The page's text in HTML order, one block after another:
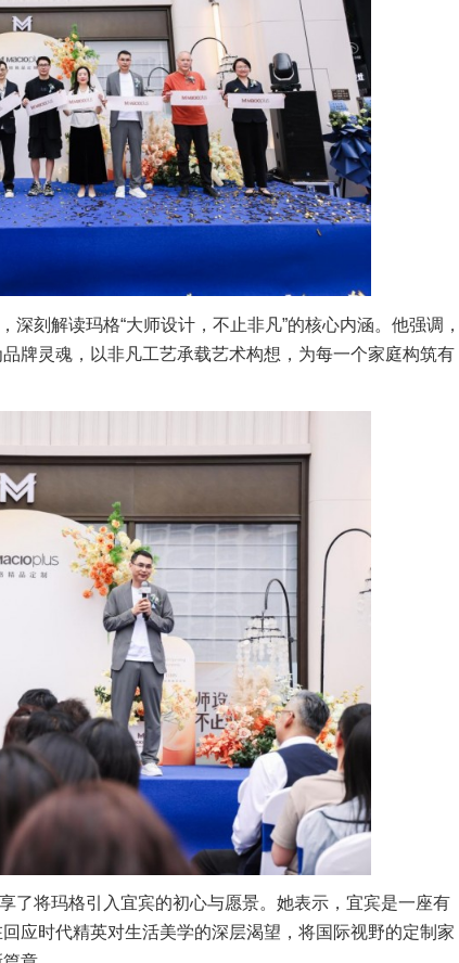
解读玛格“大师设计，不止非凡”的核心内涵。他强调
牌灵魂，以非凡工艺承载艺术构想，为每一个家庭构筑有
将玛格引入宜宾的初心与愿景。她表示，宜宾是一座有
应时代精英对生活美学的深层渴望，将国际视野的定制家